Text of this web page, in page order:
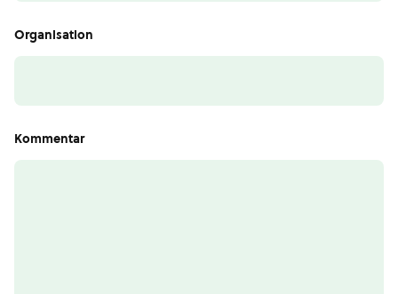
Organisation
Kommentar